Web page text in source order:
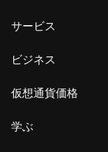
サービス
ビジネス
仮想通貨価格
学ぶ